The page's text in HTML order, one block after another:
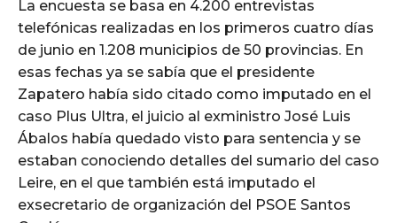
La encuesta se basa en 4.200 entrevistas
telefónicas realizadas en los primeros cuatro días
de junio en 1.208 municipios de 50 provincias. En
esas fechas ya se sabía que el presidente
Zapatero había sido citado como imputado en el
caso Plus Ultra, el juicio al exministro José Luis
Ábalos había quedado visto para sentencia y se
estaban conociendo detalles del sumario del caso
Leire, en el que también está imputado el
exsecretario de organización del PSOE Santos